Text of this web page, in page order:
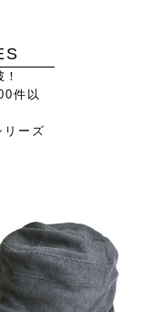
件以
リーズ